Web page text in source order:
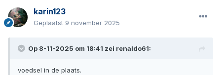
karin123
Geplaatst 9 november 2025
Op 8-11-2025 om 18:41 zei renaldo61:
voedsel in de plaats.